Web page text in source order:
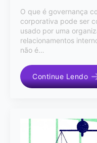
O que é governança
corporativa pode ser
usado por uma
relacionamentos
não é…
Continue Lendo